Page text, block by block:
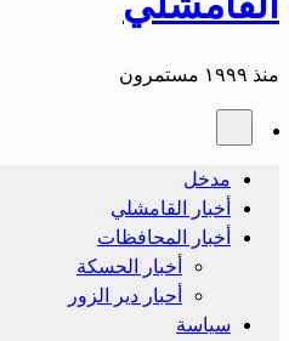
منذ ١٩٩٩ مستمرون
مدخل
أخبار القامشلي
أخبار المحافظات
أخبار الحسكة
أحبار دير الزور
سياسة